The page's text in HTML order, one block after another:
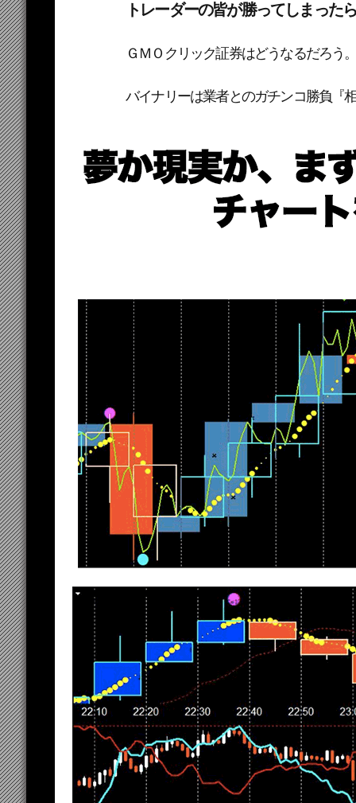
トレーダーの皆が勝ってしまった
ＧＭＯクリック証券はどうなるだろう
バイナリーは業者とのガチンコ勝負『